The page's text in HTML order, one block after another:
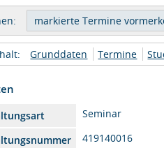
Grunddaten Termine
Seminar
419140016